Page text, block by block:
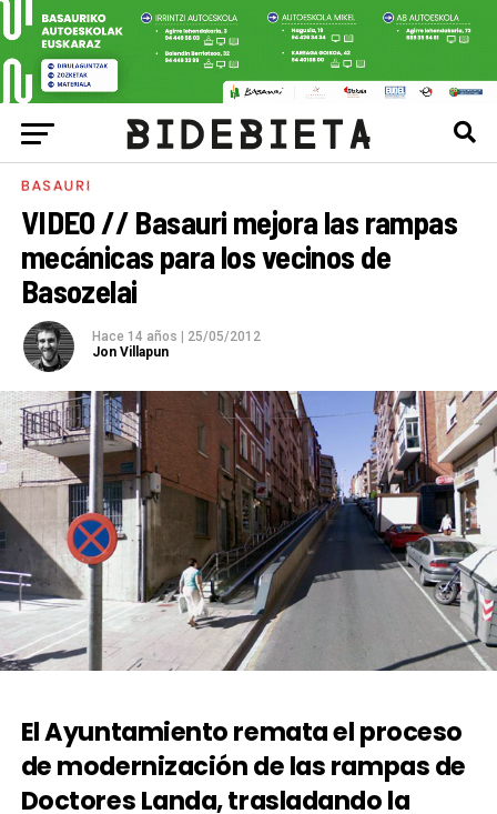
BASAURI
VIDEO // Basauri mejora las rampas
mecánicas para los vecinos de
Basozelai
Hace 14 años
25/05/2012
Jon Villapun
El Ayuntamiento remata el proceso
de modernización de las rampas de
Doctores Landa, trasladando la